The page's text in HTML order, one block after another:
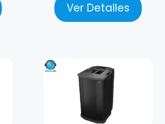
Ver Detalles